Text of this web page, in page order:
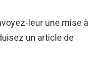
leur une mise à
un article de